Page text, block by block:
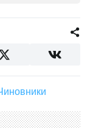
#чиновники